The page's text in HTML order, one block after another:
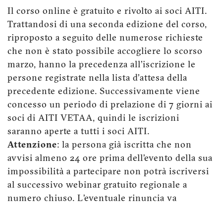
Il corso online è gratuito e rivolto ai soci AITI.
Trattandosi di una seconda edizione del corso,
riproposto a seguito delle numerose richieste
che non è stato possibile accogliere lo scorso
marzo, hanno la precedenza all'iscrizione le
persone registrate nella lista d'attesa della
precedente edizione. Successivamente viene
concesso un periodo di prelazione di 7 giorni ai
soci di AITI VETAA, quindi le iscrizioni
saranno aperte a tutti i soci AITI.
Attenzione: la persona già iscritta che non
avvisi almeno 24 ore prima dell’evento della sua
impossibilità a partecipare non potrà iscriversi
al successivo webinar gratuito regionale a
numero chiuso. L’eventuale rinuncia va